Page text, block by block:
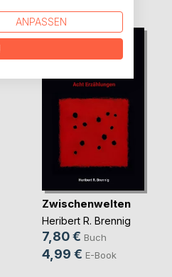
Zwischenwelten
Heribert R. Brennig
7,80 € Buch
4,99 € E-Book
ANPASSEN